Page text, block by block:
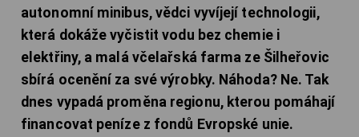
autonomní minibus, vědci vyvíjejí technologii,
která dokáže vyčistit vodu bez chemie i
elektřiny, a malá včelařská farma ze Šilheřovic
sbírá ocenění za své výrobky. Náhoda? Ne. Tak
dnes vypadá proměna regionu, kterou pomáhají
financovat peníze z fondů Evropské unie.